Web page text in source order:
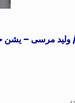
وليد مرسى –